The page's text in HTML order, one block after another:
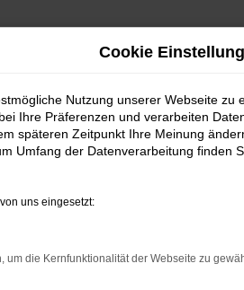
Cookie
Nutzung unserer Webseite
Ihre Präferenzen und verarbeiten
späteren Zeitpunkt Ihre Meinung
Umfang der Datenverarbeitung finden
uns eingesetzt:
um die Kernfunktionalität der Webseite zu